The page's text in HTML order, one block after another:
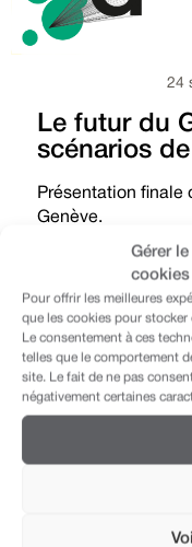
Gérer
cookies
Pour offrir les meilleures
que les cookies pour
Le consentement à ces
telles que le comportement
site. Le fait de ne pas
négativement certaines
Le futur du
scénarios
24
Présentation finale
Genève.
vidéos des